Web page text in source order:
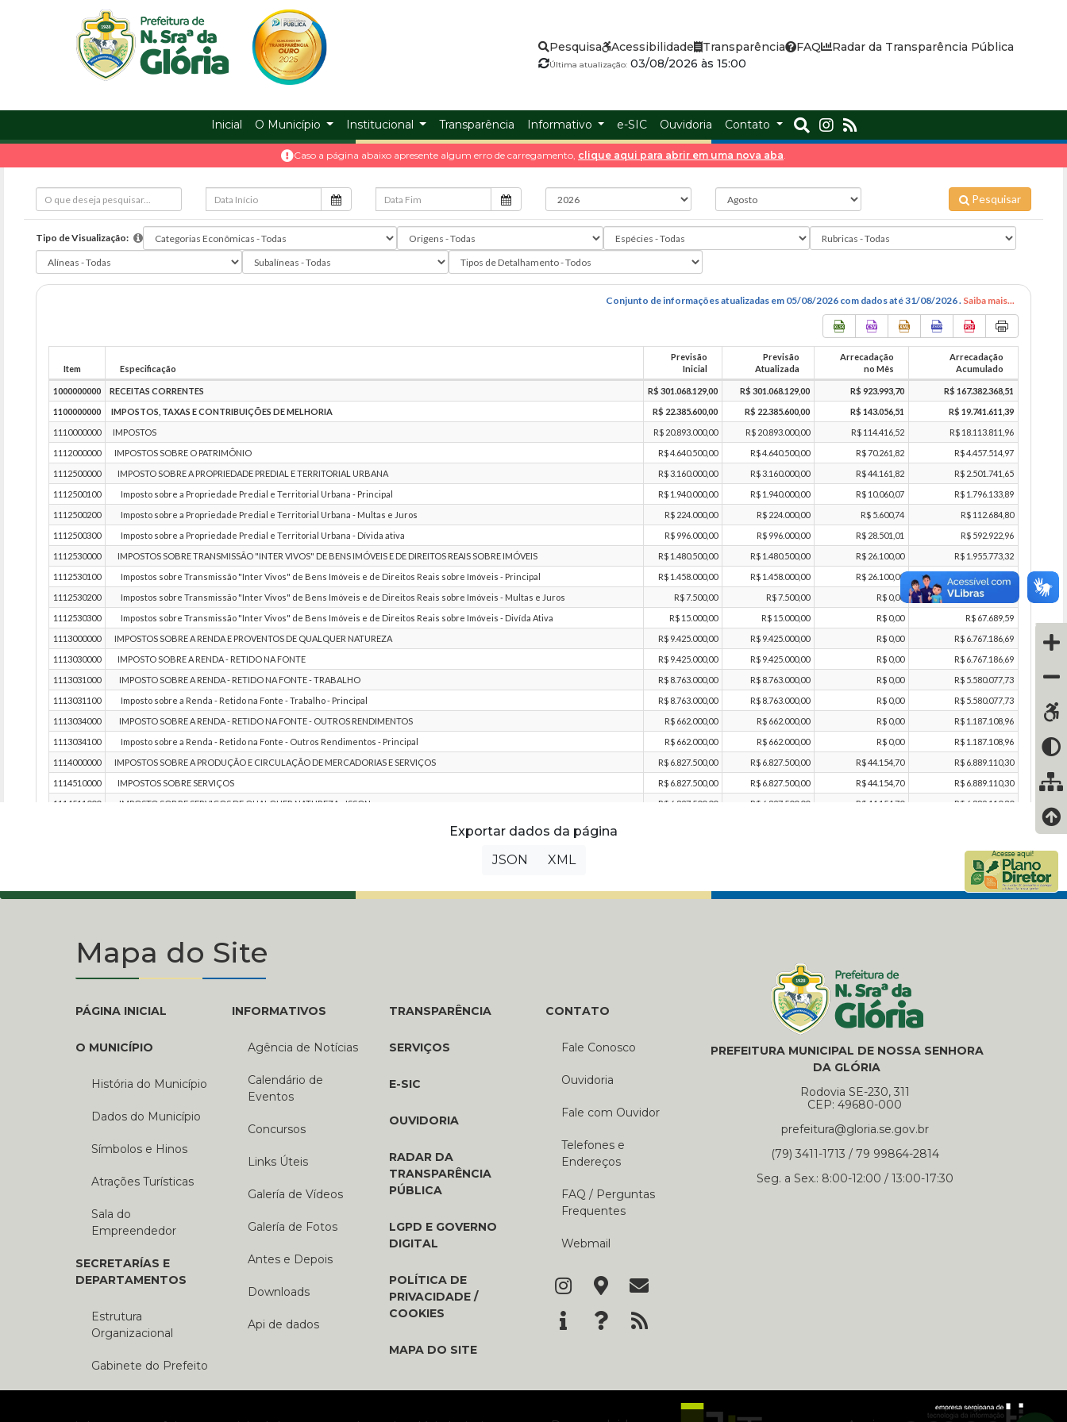
Prefeitura
Municipal
Nossa
Senhora
da
Glória
Pesquisa Acessibilidade Transparência FAQ Radar da Transparência Pública
Última atualização:03/08/2026 às 15:00
Inicial O Município Institucional Transparência Informativo e-SIC Ouvidoria Contato
Caso a página abaixo apresente algum erro de carregamento, clique aqui para abrir em uma nova aba.
Exportar dados da página
JSON
XML
Mapa do Site
PÁGINA INICIAL
O MUNICÍPIO
História do Município
Dados do Município
Símbolos e Hinos
Atrações Turísticas
Sala do
Empreendedor
SECRETARÍAS E
DEPARTAMENTOS
Estrutura
Organizacional
Gabinete do Prefeito
INFORMATIVOS
Agência de Notícias
Calendário de
Eventos
Concursos
Links Úteis
Galería de Vídeos
Galería de Fotos
Antes e Depois
Downloads
Api de dados
TRANSPARÊNCIA
SERVIÇOS
E-SIC
OUVIDORIA
RADAR DA
TRANSPARÊNCIA
PÚBLICA
LGPD E GOVERNO
DIGITAL
POLÍTICA DE
PRIVACIDADE /
COOKIES
MAPA DO SITE
CONTATO
Fale Conosco
Ouvidoria
Fale com Ouvidor
Telefones e
Endereços
FAQ / Perguntas
Frequentes
Webmail
PREFEITURA MUNICIPAL DE NOSSA SENHORA
DA GLÓRIA
Rodovia SE-230, 311
CEP: 49680-000
prefeitura@gloria.se.gov.br
(79) 3411-1713 / 79 99864-2814
Seg. a Sex.: 8:00-12:00 / 13:00-17:30